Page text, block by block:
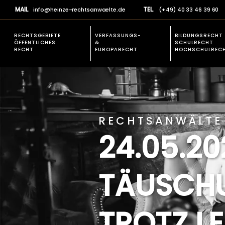
MAIL info@heinze-rechtsanwaelte.de TEL. (+49) 40 33 46 39 60
RECHTSGEBIETE
ÖFFENTLICHES
RECHT
EXPERTISE
Rechtsgebiete allgemein
Prüfungsrecht
Studienplatz einklagen
Öffentliches Baurecht
Verfassungsbeschwerden &
Europarecht
Schulrecht und Hochschulrecht
Allgemeines Verwaltungsrecht
VERFASSUNGS-
&
EUROPARECHT
BILDUNGSRECHT
SCHULRECHT